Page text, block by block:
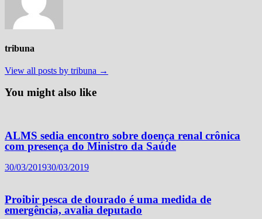
tribuna
View all posts by tribuna →
You might also like
ALMS sedia encontro sobre doença renal crônica
com presença do Ministro da Saúde
30/03/201930/03/2019
Proibir pesca de dourado é uma medida de
emergência, avalia deputado